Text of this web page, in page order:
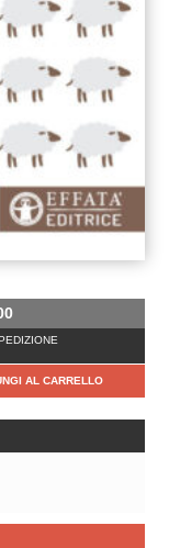
AL CARRELLO